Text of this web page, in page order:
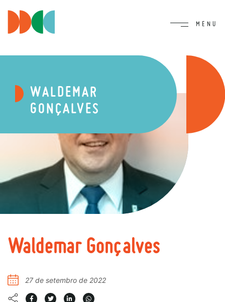
WALDEMAR
GONÇALVES
Waldemar Gonçalves
27 de setembro de 2022